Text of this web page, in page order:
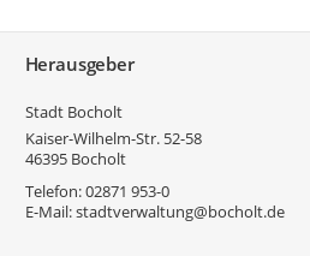
Herausgeber
Stadt Bocholt
Kaiser-Wilhelm-Str. 52-58
46395 Bocholt
Telefon:02871 953-0
E-Mail:stadtverwaltung@bocholt.de